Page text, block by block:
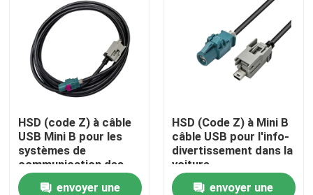
Des produits
Vidéos
À propos de nous
Visite de l'usine
HSD (code Z) à câble
USB Mini B pour les
systèmes de
communication des
véhicules
envoyer une
HSD (Code Z) à Mini B
câble USB pour l'info-
divertissement dans la
voiture
envoyer une